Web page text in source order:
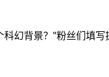
幻背景？"粉丝们填